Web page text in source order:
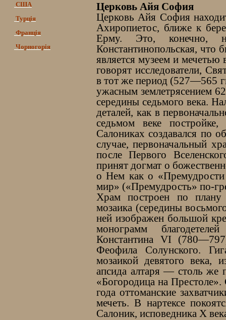
США
Турція
Франція
Чорногорія
Церковь Айя София
Церковь Айя София
Ахиропиетос, ближе к
Ерму. Это, конечно,
Константинопольская, что
является музеем и
говорят исследователи,
в тот же период (527—565
ужасным землетрясением
середины седьмого века.
деталей, как в
седьмом веке
Салониках создавался по
случае, первоначальный
после Первого
принят догмат о
о Нем как о
мир» («Премудрость» по-
Храм построен по плану
мозаика (середины
ней изображен большой
монограмм
Константина VI
Феофила Солунского.
мозаикой девятого века,
апсида алтаря — столь же
«Богородица на
года оттоманские
мечеть. В нартексе
Салоник, исповедника X